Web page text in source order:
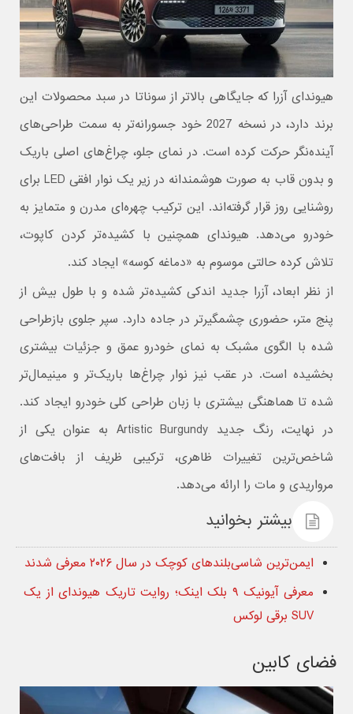
هیوندای آزرا که جایگاهی بالاتر از سوناتا در سبد محصولات این
برند دارد، در نسخه 2027 خود جسورانه‌تر به سمت طراحی‌های
آینده‌نگر حرکت کرده است. در نمای جلو، چراغ‌های اصلی باریک
و بدون قاب به‌ صورت هوشمندانه در زیر یک نوار افقی LED برای
روشنایی روز قرار گرفته‌اند. این ترکیب چهره‌ای مدرن و متمایز به
خودرو می‌دهد. هیوندای همچنین با کشیده‌تر کردن کاپوت،
تلاش کرده حالتی موسوم به «دماغه کوسه» ایجاد کند.
از نظر ابعاد، آزرا جدید اندکی کشیده‌تر شده و با طول بیش از
پنج متر، حضوری چشمگیرتر در جاده دارد. سپر جلوی بازطراحی‌
شده با الگوی مشبک به نمای خودرو عمق و جزئیات بیشتری
بخشیده است. در عقب نیز نوار چراغ‌ها باریک‌تر و مینیمال‌تر
شده تا هماهنگی بیشتری با زبان طراحی کلی خودرو ایجاد کند.
در نهایت، رنگ جدید Artistic Burgundy به‌ عنوان یکی از
شاخص‌ترین تغییرات ظاهری، ترکیبی ظریف از بافت‌های
مرواریدی و مات را ارائه می‌دهد.
بیشتر بخوانید
ایمن‌ترین شاسی‌بلندهای کوچک در سال ۲۰۲۶ معرفی شدند
معرفی آیونیک ۹ بلک اینک؛ روایت تاریک هیوندای از یک
SUV برقی لوکس
فضای کابین